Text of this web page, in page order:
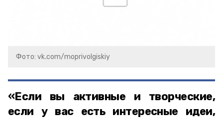
Фото: vk.com/moprivolgiskiy
«Если вы активные и творческие,
если у вас есть интересные идеи,